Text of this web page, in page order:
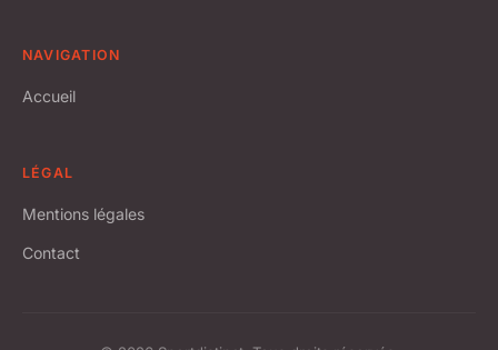
NAVIGATION
Accueil
LÉGAL
Mentions légales
Contact